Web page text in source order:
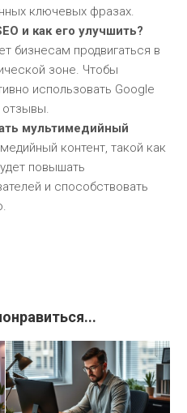
ключевых фразах.
и как его улучшить?
бизнесам продвигаться в
зоне. Чтобы
использовать Google
отзывы.
мультимедийный
контент, такой как
повышать
и способствовать